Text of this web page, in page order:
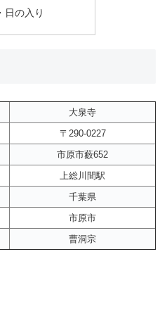
日の入り
大泉寺
〒290-0227
市原市藪652
上総川間駅
千葉県
市原市
曹洞宗